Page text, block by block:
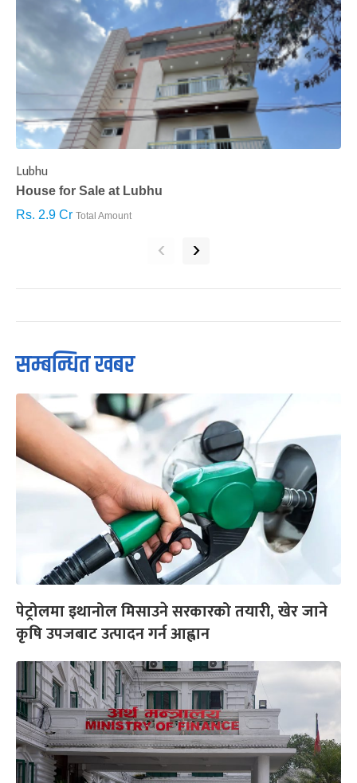
Lubhu
House for Sale at Lubhu
Rs. 2.9 Cr Total Amount
‹ ›
सम्बन्धित खबर
पेट्रोलमा इथानोल मिसाउने सरकारको तयारी, खेर जाने
कृषि उपजबाट उत्पादन गर्न आह्वान